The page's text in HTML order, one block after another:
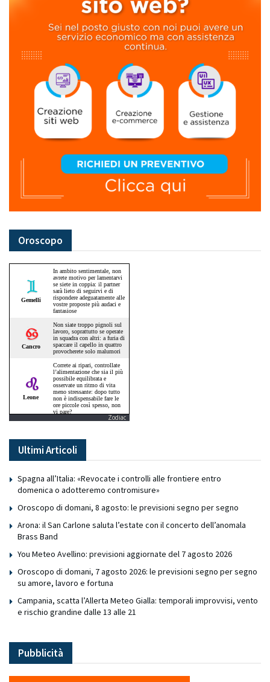
Oroscopo
Zodiac
Ultimi Articoli
Spagna all’Italia: «Revocate i controlli alle frontiere entro
domenica o adotteremo contromisure»
Oroscopo di domani, 8 agosto: le previsioni segno per segno
Arona: il San Carlone saluta l’estate con il concerto dell’anomala
Brass Band
You Meteo Avellino: previsioni aggiornate del 7 agosto 2026
Oroscopo di domani, 7 agosto 2026: le previsioni segno per segno
su amore, lavoro e fortuna
Campania, scatta l’Allerta Meteo Gialla: temporali improvvisi, vento
e rischio grandine dalle 13 alle 21
Pubblicità